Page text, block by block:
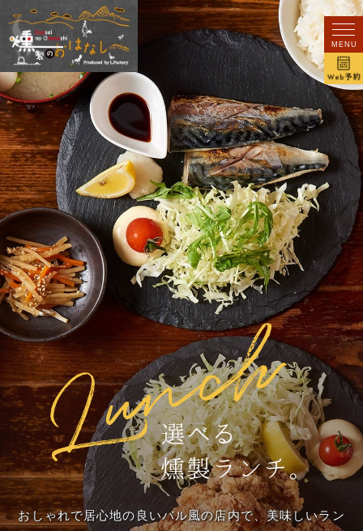
おしゃれで居心地の良いバル風の店内で、美味しいラン